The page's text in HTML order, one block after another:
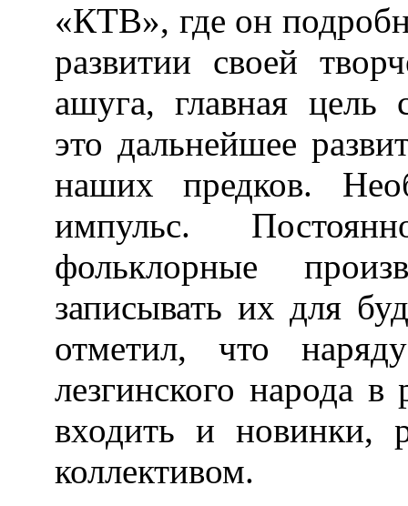
«КТВ», где он
развитии своей
ашуга, главная цель
это дальнейшее
наших предков.
импульс.
фольклорные
записывать их для
отметил, что
лезгинского народа
входить и новинки,
коллективом.